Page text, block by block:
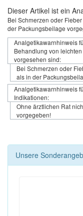
Dieser Artikel ist ein
Bei Schmerzen oder
der Packungsbeilage
Analgetikawarnhinweis
Behandlung von
vorgesehen sind:
Bei Schmerzen oder
als in der
Analgetikawarnhinweis
Indikationen:
Ohne ärztlichen Rat
vorgegeben!
Unsere